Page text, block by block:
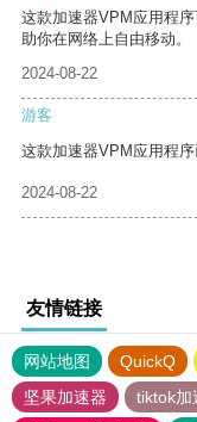
这款加速器VPM应用程
助你在网络上自由移动。
2024-08-22
游客
这款加速器VPM应用程
2024-08-22
友情链接
网站地图 QuickQ
坚果加速器
tiktok加